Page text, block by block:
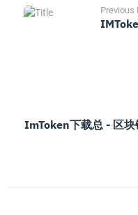
Previous
ImToken下载总 - 区